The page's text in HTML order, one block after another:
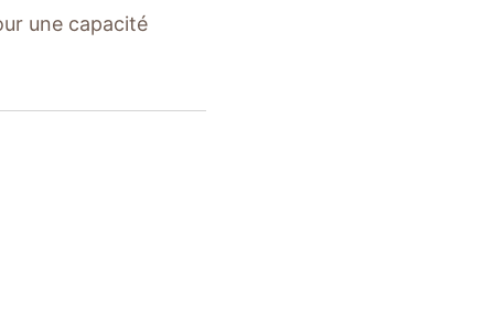
une capacité